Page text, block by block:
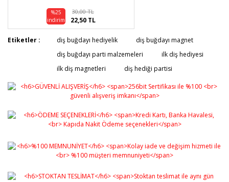
%25
indirim
30,00 TL
22,50 TL
Etiketler : diş buğdayı hediyelik
diş buğdayı magnet
diş buğdayı parti malzemeleri
ilk diş hediyesi
ilk diş magnetleri
diş hediği partisi